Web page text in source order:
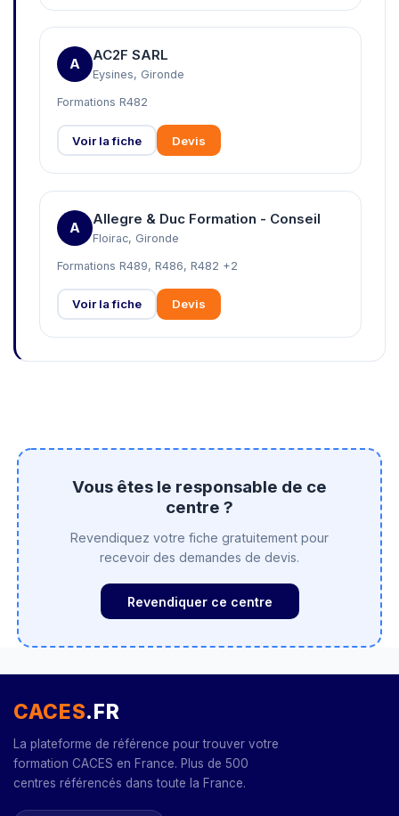
A
AC2F SARL
Eysines, Gironde
Formations R482
Voir la fiche Devis
A
Allegre & Duc Formation - Conseil
Floirac, Gironde
Formations R489, R486, R482 +2
Voir la fiche Devis
Vous êtes le responsable de ce
centre ?
Revendiquez votre fiche gratuitement pour
recevoir des demandes de devis.
Revendiquer ce centre
CACES.FR
La plateforme de référence pour trouver votre
formation CACES en France. Plus de 500
centres référencés dans toute la France.